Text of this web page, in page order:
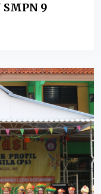
SMPN 9